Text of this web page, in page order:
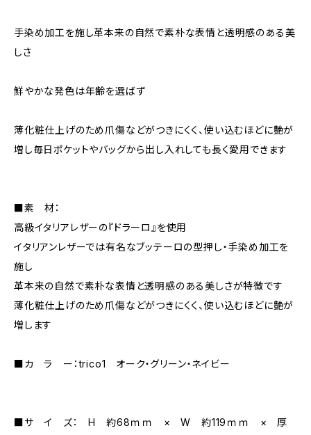
手染め加工を施し革本来の自然で素朴な表情と透明感のある美
しさ
鮮やかな発色は年齢を選ばず
薄化粧仕上げのため爪傷などがつきにくく、使い込むほどに艶が
増し毎日ポケットやバッグから出し入れしても長く愛用できます
■素 材：
高級イタリアレザーの『ドラーロ』を使用
イタリアンレザーでは有名なブッテーロの型押し・手染め加工を
施し
革本来の自然で素朴な表情と透明感のある美しさが特徴です
薄化粧仕上げのため爪傷などがつきにくく、使い込むほどに艶が
増します
■カ ラ ー：trico1 オーク・グリーン・ネイビー
■サ イ ズ： H 約68ｍｍ × W 約119ｍｍ × 厚